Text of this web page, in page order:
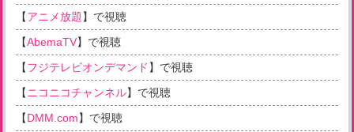
【アニメ放題】で視聴
【AbemaTV】で視聴
【フジテレビオンデマンド 】で視聴
【ニコニコチャンネル】で視聴
【DMM.com】で視聴